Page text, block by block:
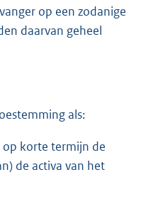
op een zodanige
daarvan geheel
als:
op korte termijn de
de activa van het